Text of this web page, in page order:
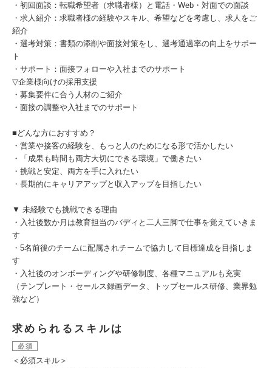
・初回面談：転職希望者（求職者様）と電話・Web・対面での面談
・求人紹介：求職者様の経験やスキル、希望などを考慮し、求人をご
紹介
・選考対策：書類の添削や面接対策をし、選考通過率の向上をサポー
ト
・サポート：面接フォローや入社までのサポート
▽企業様向けの採用支援
・募集要件に合う人材のご紹介
・面接の調整や入社までのサポート
■どんな方におすすめ？
・営業や接客の経験を、もっと人のためになる形で活かしたい
・「成果も時間も両方大切にできる環境」で働きたい
・挑戦と安定、両方を手に入れたい
・長期的にキャリアアップと収入アップを目指したい
▼ 未経験でも挑戦できる理由
・入社後数か月は教育担当のバディと二人三脚で仕事を覚えていきま
す
・5名前後のチームに配属されチームで協力して目標達成を目指しま
す
・入社後のオンボーディングや研修制度、各種マニュアルも充実
（テンプレート・セールス録画データ、トップセールス研修、業界勉
強など）
求められるスキルは
必須
＜必須スキル＞